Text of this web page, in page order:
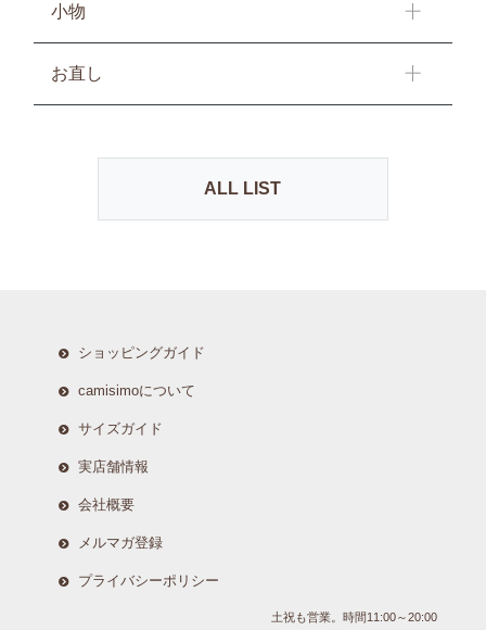
小物
お直し
ALL LIST
ショッピングガイド
camisimoについて
サイズガイド
実店舗情報
会社概要
メルマガ登録
プライバシーポリシー
土祝も営業。時間11:00～20:00